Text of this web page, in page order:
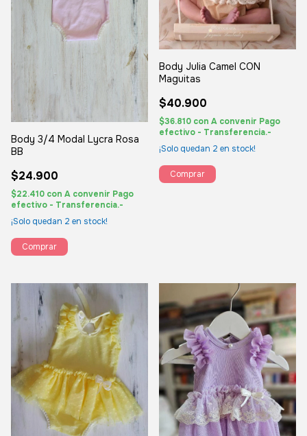
Body 3/4 Modal Lycra Rosa
BB
$24.900
$22.410 con A convenir Pago
efectivo - Transferencia.-
¡Solo quedan 2 en stock!
Comprar
Body Julia Camel CON
Maguitas
$40.900
$36.810 con A convenir Pago
efectivo - Transferencia.-
¡Solo quedan 2 en stock!
Comprar